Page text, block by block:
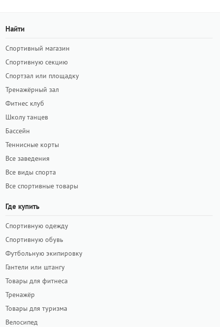
Найти
Спортивный магазин
Спортивную секцию
Спортзал или площадку
Тренажёрный зал
Фитнес клуб
Школу танцев
Бассейн
Теннисные корты
Все заведения
Все виды спорта
Все спортивные товары
Где купить
Спортивную одежду
Спортивную обувь
Футбольную экипировку
Гантели или штангу
Товары для фитнеса
Тренажёр
Товары для туризма
Велосипед